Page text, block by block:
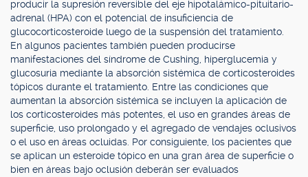
producir la supresión reversible del eje hipotalámico-pituitario-
adrenal (HPA) con el potencial de insuficiencia de
glucocorticosteroide luego de la suspensión del tratamiento.
En algunos pacientes también pueden producirse
manifestaciones del síndrome de Cushing, hiperglucemia y
glucosuria mediante la absorción sistémica de corticosteroides
tópicos durante el tratamiento. Entre las condiciones que
aumentan la absorción sistémica se incluyen la aplicación de
los corticosteroides más potentes, el uso en grandes áreas de
superficie, uso prolongado y el agregado de vendajes oclusivos
o el uso en áreas ocluidas. Por consiguiente, los pacientes que
se aplican un esteroide tópico en una gran área de superficie o
bien en áreas bajo oclusión deberán ser evaluados